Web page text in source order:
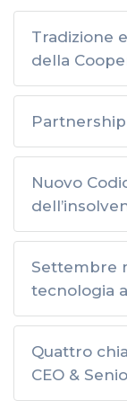
Tradizione
della
Nuovo
Settembre
tecnologia
Quattro
CEO &